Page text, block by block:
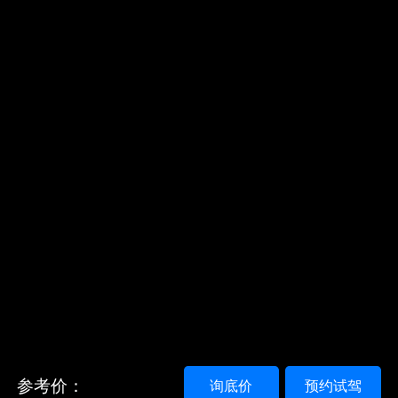
参考价： 预约试驾
询底价